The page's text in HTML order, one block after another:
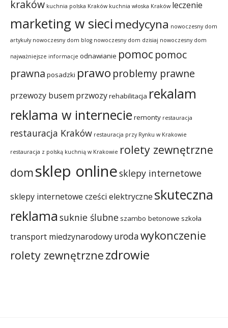
kraków kuchnia polska Kraków kuchnia włoska Kraków leczenie
marketing w siecimedycyna nowoczesny dom
artykuły nowoczesny dom blog nowoczesny dom dzisiaj nowoczesny dom
najważniejsze informacje odnawianie pomoc pomoc
prawna posadzki prawo problemy prawne
przewozy busem przwozyrehabilitacja rekalam
reklama w internecieremonty restauracja
restauracja Kraków restauracja przy Rynku w Krakowie
restauracja z polską kuchnią w Krakowie rolety zewnętrzne
domsklep onlinesklepy internetowe
sklepy internetowe cześci elektryczne skuteczna
reklama suknie ślubne szambo betonowe szkoła
transport miedzynarodowyurodawykonczenie
rolety zewnętrznezdrowie